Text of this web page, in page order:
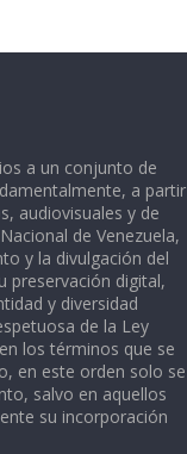
a un conjunto de
a partir
audiovisuales y de
de Venezuela,
y la divulgación del
preservación digital,
y diversidad
de la Ley
los términos que se
en este orden solo se
salvo en aquellos
su incorporación